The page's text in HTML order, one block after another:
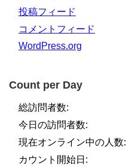
投稿フィード
コメントフィード
WordPress.org
Count per Day
総訪問者数:
今日の訪問者数:
現在オンライン中の人数:
カウント開始日: